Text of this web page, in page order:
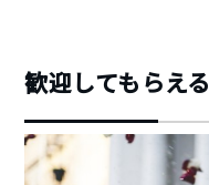
歓迎してもらえる